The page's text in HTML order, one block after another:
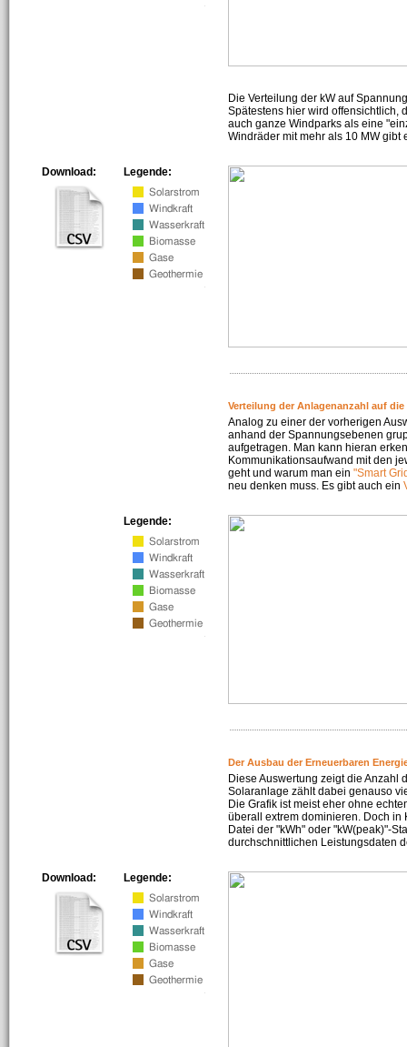
Die Verteilung der kW auf
Spätestens hier wird offensichtlich,
auch ganze Windparks als eine
Windräder mit mehr als 10 MW gibt
Legende:
Download:
Verteilung der Anlagenanzahl auf die
Analog zu einer der vorherigen
anhand der Spannungsebenen
aufgetragen. Man kann hieran
Kommunikationsaufwand mit den
geht und warum man ein "Smart
neu denken muss. Es gibt auch ein
Legende:
Der Ausbau der Erneuerbaren
Diese Auswertung zeigt die Anzahl
Solaranlage zählt dabei genauso
Die Grafik ist meist eher ohne
überall extrem dominieren. Doch in
Datei der "kWh" oder "kW(peak)"-
durchschnittlichen Leistungsdaten
Legende:
Download: